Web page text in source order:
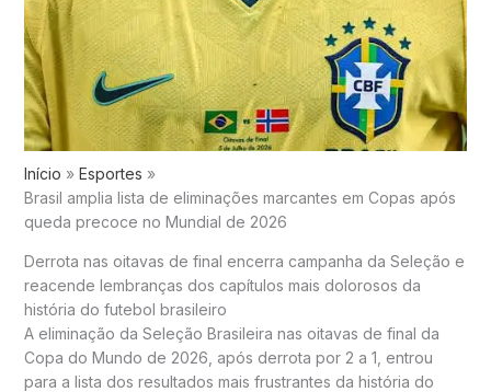
Início
Esportes
Brasil amplia lista de eliminações marcantes em Copas após
queda precoce no Mundial de 2026
Derrota nas oitavas de final encerra campanha da Seleção e
reacende lembranças dos capítulos mais dolorosos da
história do futebol brasileiro
A eliminação da Seleção Brasileira nas oitavas de final da
Copa do Mundo de 2026, após derrota por 2 a 1, entrou
para a lista dos resultados mais frustrantes da história do